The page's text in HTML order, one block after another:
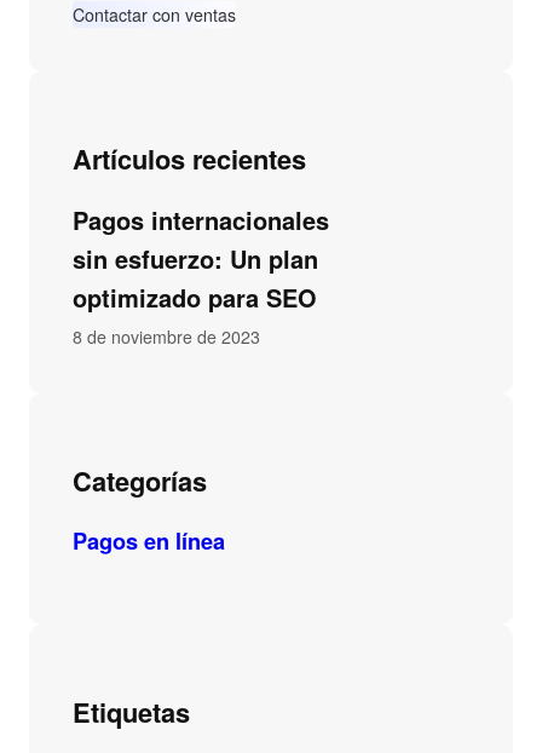
Contactar con ventas
Artículos recientes
Pagos internacionales
sin esfuerzo: Un plan
optimizado para SEO
8 de noviembre de 2023
Categorías
Pagos en línea
Etiquetas